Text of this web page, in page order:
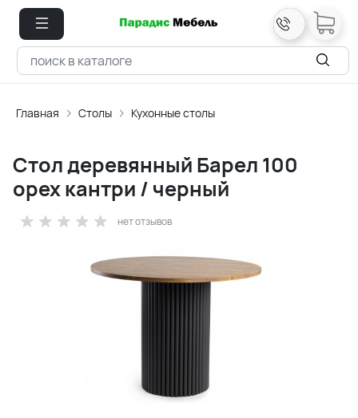
Главная Столы Кухонные столы
Стол деревянный Барел 100
орех кантри / черный
нет отзывов